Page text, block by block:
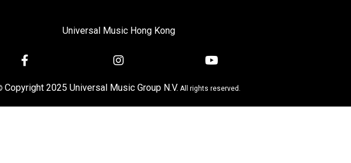
Universal Music Hong Kong
Copyright 2025 Universal Music Group N.V. All rights reserved.